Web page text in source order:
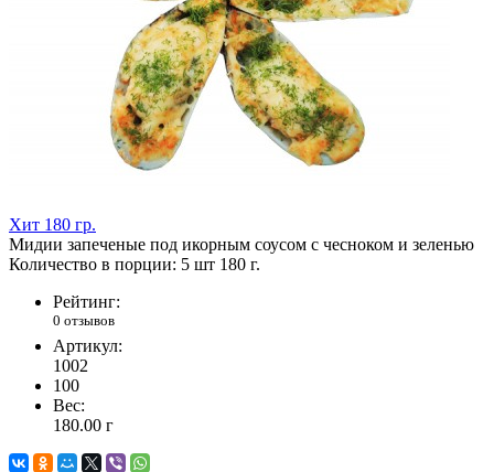
Хит 180 гр.
Мидии запеченые под икорным соусом с чесноком и зеленью
Количество в порции: 5 шт 180 г.
Рейтинг:
0 отзывов
Артикул:
1002
100
Вес:
180.00 г